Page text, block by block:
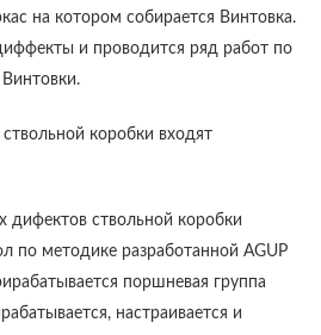
на котором собирается Винтовка.
и проводится ряд работ по
коробки входят
дифектов ствольной коробки
по методике разработанной AGUP
поршневая группа
настраивается и